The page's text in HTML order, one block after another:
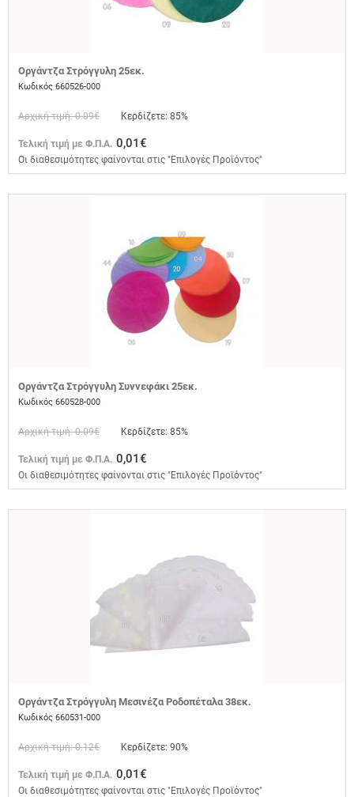
Οργάντζα Στρόγγυλη 25εκ.
Κωδικός 660526-000
Αρχική τιμή: 0.09€ Κερδίζετε: 85%
Τελική τιμή με Φ.Π.Α. 0,01€
Οι διαθεσιμότητες φαίνονται στις "Επιλογές Προϊόντος"
Οργάντζα Στρόγγυλη Συννεφάκι 25εκ.
Κωδικός 660528-000
Αρχική τιμή: 0.09€ Κερδίζετε: 85%
Τελική τιμή με Φ.Π.Α. 0,01€
Οι διαθεσιμότητες φαίνονται στις "Επιλογές Προϊόντος"
Οργάντζα Στρόγγυλη Μεσινέζα Ροδοπέταλα 38εκ.
Κωδικός 660531-000
Αρχική τιμή: 0.12€ Κερδίζετε: 90%
Τελική τιμή με Φ.Π.Α. 0,01€
Οι διαθεσιμότητες φαίνονται στις "Επιλογές Προϊόντος"